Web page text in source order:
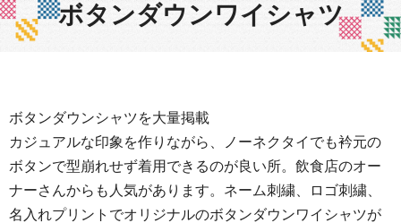
ボタンダウンワイシャツ
ボタンダウンシャツを大量掲載
カジュアルな印象を作りながら、ノーネクタイでも衿元の
ボタンで型崩れせず着用できるのが良い所。飲食店のオー
ナーさんからも人気があります。ネーム刺繍、ロゴ刺繍、
名入れプリントでオリジナルのボタンダウンワイシャツが